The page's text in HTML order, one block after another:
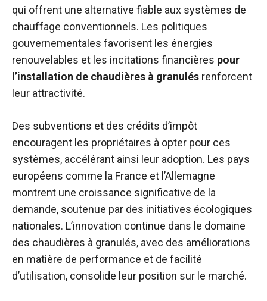
qui offrent une alternative fiable aux systèmes de
chauffage conventionnels. Les politiques
gouvernementales favorisent les énergies
renouvelables et les incitations financières pour
l’installation de chaudières à granulés renforcent
leur attractivité.
Des subventions et des crédits d’impôt
encouragent les propriétaires à opter pour ces
systèmes, accélérant ainsi leur adoption. Les pays
européens comme la France et l’Allemagne
montrent une croissance significative de la
demande, soutenue par des initiatives écologiques
nationales. L’innovation continue dans le domaine
des chaudières à granulés, avec des améliorations
en matière de performance et de facilité
d’utilisation, consolide leur position sur le marché.